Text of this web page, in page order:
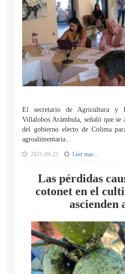
El secretario de Agricultura y
Villalobos Arámbula, señaló que se
del gobierno electo de Colima
agroalimentaria...
2021-09-22 Leer mas...
Las pérdidas
cotonet en el
ascienden